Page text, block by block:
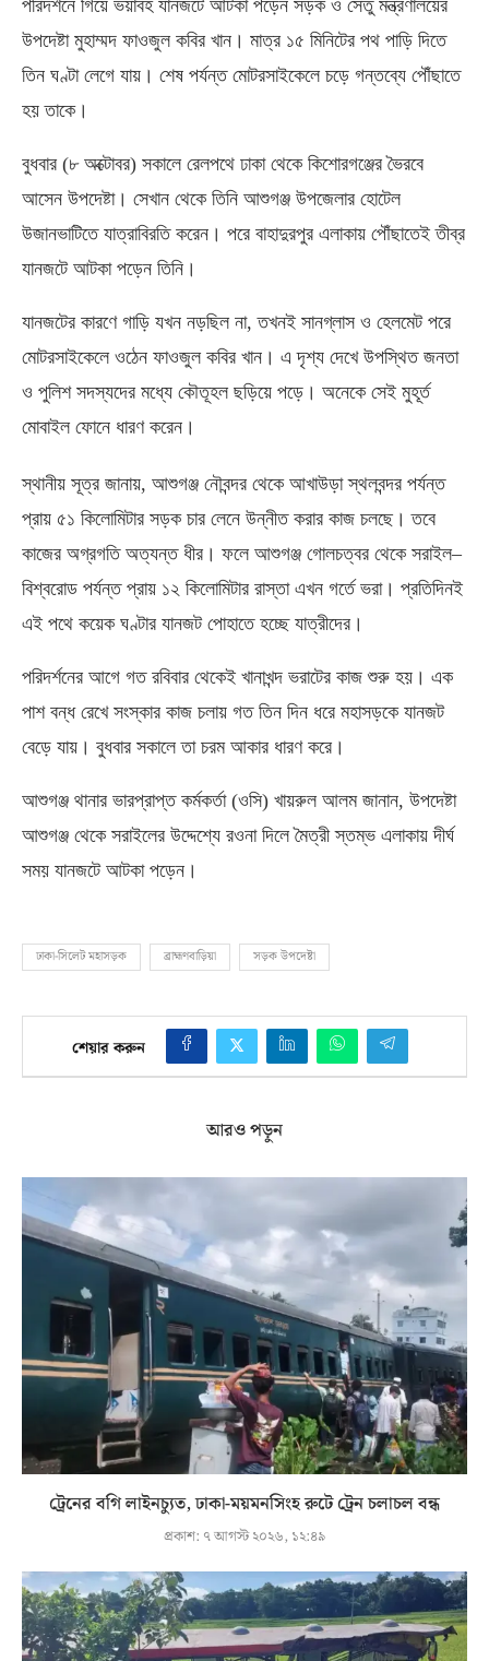
পরিদর্শনে গিয়ে ভয়াবহ যানজটে আটকা পড়েন সড়ক ও সেতু মন্ত্রণালয়ের
উপদেষ্টা মুহাম্মদ ফাওজুল কবির খান। মাত্র ১৫ মিনিটের পথ পাড়ি দিতে
তিন ঘণ্টা লেগে যায়। শেষ পর্যন্ত মোটরসাইকেলে চড়ে গন্তব্যে পৌঁছাতে
হয় তাকে।
বুধবার (৮ অক্টোবর) সকালে রেলপথে ঢাকা থেকে কিশোরগঞ্জের ভৈরবে
আসেন উপদেষ্টা। সেখান থেকে তিনি আশুগঞ্জ উপজেলার হোটেল
উজানভাটিতে যাত্রাবিরতি করেন। পরে বাহাদুরপুর এলাকায় পৌঁছাতেই তীব্র
যানজটে আটকা পড়েন তিনি।
যানজটের কারণে গাড়ি যখন নড়ছিল না,তখনই সানগ্লাস ও হেলমেট পরে
মোটরসাইকেলে ওঠেন ফাওজুল কবির খান। এ দৃশ্য দেখে উপস্থিত জনতা
ও পুলিশ সদস্যদের মধ্যে কৌতূহল ছড়িয়ে পড়ে। অনেকে সেই মুহূর্ত
মোবাইল ফোনে ধারণ করেন।
স্থানীয় সূত্র জানায়, আশুগঞ্জ নৌবন্দর থেকে আখাউড়া স্থলবন্দর পর্যন্ত
প্রায় ৫১ কিলোমিটার সড়ক চার লেনে উন্নীত করার কাজ চলছে। তবে
কাজের অগ্রগতি অত্যন্ত ধীর। ফলে আশুগঞ্জ গোলচত্বর থেকে সরাইল–
বিশ্বরোড পর্যন্ত প্রায় ১২ কিলোমিটার রাস্তা এখন গর্তে ভরা। প্রতিদিনই
এই পথে কয়েক ঘণ্টার যানজট পোহাতে হচ্ছে যাত্রীদের।
পরিদর্শনের আগে গত রবিবার থেকেই খানাখন্দ ভরাটের কাজ শুরু হয়। এক
পাশ বন্ধ রেখে সংস্কার কাজ চলায় গত তিন দিন ধরে মহাসড়কে যানজট
বেড়ে যায়। বুধবার সকালে তা চরম আকার ধারণ করে।
আশুগঞ্জ থানার ভারপ্রাপ্ত কর্মকর্তা (ওসি) খায়রুল আলম জানান, উপদেষ্টা
আশুগঞ্জ থেকে সরাইলের উদ্দেশ্যে রওনা দিলে মৈত্রী স্তম্ভ এলাকায় দীর্ঘ
সময় যানজটে আটকা পড়েন।
ঢাকা-সিলেট মহাসড়ক ব্রাহ্মণবাড়িয়া সড়ক উপদেষ্টা
শেয়ার করুন
আরও পড়ুন
ট্রেনের বগি লাইনচ্যুত, ঢাকা-ময়মনসিংহ রুটে ট্রেন চলাচল বন্ধ
প্রকাশ: ৭ আগস্ট ২০২৬, ১২:৪৯